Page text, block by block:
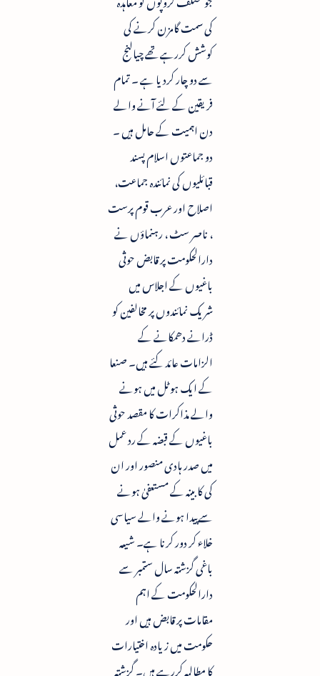
کی سمت گامزن کرنے کی
کوشش کررہے تھے چیالنج
سے دو چار کردیا ہے ۔ تمام
فریقین کے لئے آنے والے
دن اہمیت کے حامل ہیں ۔
دو جماعتوں اسلام پسند
قبائلیوں کی نمائندہ جماعت،
اصلاح اور عرب قوم پرست
، ناصر سٹ ، رہنماؤں نے
دارالحکومت پر قابض حوثی
باغیوں کے اجلاس میں
شریک نمائندوں پر مخالفین کو
ڈرانے دھمکانے کے
الزامات عائد کئے ہیں۔ صنعا
کے ایک ہوٹل میں ہونے
والے مذاکرات کا مقصد حوثی
باغیوں کے قبضہ کے رد عمل
میں صدر ہادی منصور اور ان
کی کابینہ کے مستعفیٰ ہونے
سے پیدا ہونے والے سیاسی
خلاء کر دور کرنا ہے۔ شیعہ
باغی گزشتہ سال ستمبر سے
دارالحکومت کے اہم
مقامات پر قابض ہیں اور
حکومت میں زیادہ اختیارات
کا مطالبہ کررہے ہیں۔ گزشتہ